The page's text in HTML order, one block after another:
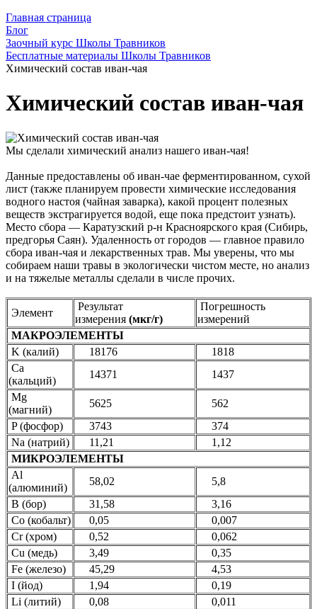
Главная страница
Блог
Заочный курс Школы Травников
Бесплатные материалы Школы Травников
Химический состав иван-чая
Химический состав иван-чая
Мы сделали химический анализ нашего иван-чая!
Данные предоставлены об иван-чае ферментированном, сухой
лист (также планируем провести химические исследования
водного настоя (чайная заварка), какой процент полезных
веществ экстрагируется водой, еще пока предстоит узнать).
Место сбора — Каратузский р-н Красноярского края (Сибирь,
предгорья Саян). Удаленность от городов — главное правило
сбора иван-чая и лекарственных трав. Мы уверены, что мы
собираем наши травы в экологически чистом месте, но анализ
и на тяжелые металлы сделали в числе прочих.
Элемент
Результат
измерения (мкг/г)
Погрешность
измерений
МАКРОЭЛЕМЕНТЫ
K (калий)
18176
1818
Ca
(кальций)
14371
1437
Mg
(магний)
5625
562
P (фосфор)
3743
374
Na (натрий)
11,21
1,12
МИКРОЭЛЕМЕНТЫ
Al
(алюминий)
58,02
5,8
B (бор)
31,58
3,16
Co (кобальт)
0,05
0,007
Cr (хром)
0,52
0,062
Cu (медь)
3,49
0,35
Fe (железо)
45,29
4,53
I (йод)
1,94
0,19
Li (литий)
0,08
0,011